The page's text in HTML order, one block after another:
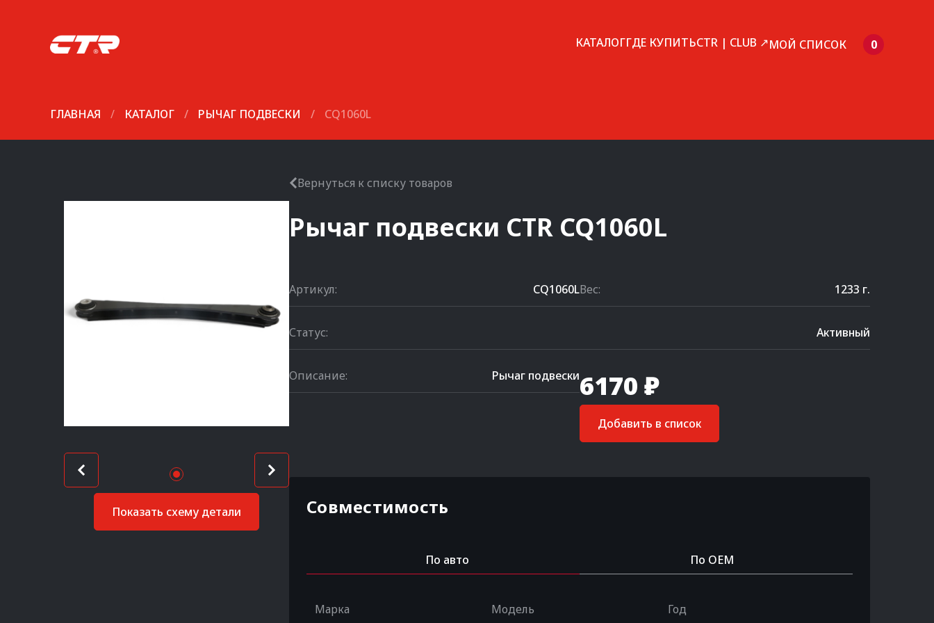
КАТАЛОГГДЕ КУПИТЬCTR | CLUB ↗МОЙ СПИСОК 0
ГЛАВНАЯ / КАТАЛОГ / РЫЧАГ ПОДВЕСКИ / CQ1060L
Показать схему детали
Вернуться к списку товаров
Рычаг подвески CTR CQ1060L
Артикул: CQ1060LВес: 1233 г.
Статус: Активный
Описание: Рычаг подвески6170 ₽
Добавить в список
Совместимость
По авто По OEM
Марка Модель Год